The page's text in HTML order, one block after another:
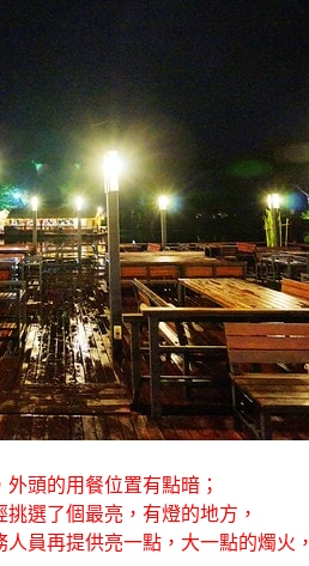
外頭的用餐位置有點暗；
選了個最亮，有燈的地方，
員再提供亮一點，大一點的燭火，